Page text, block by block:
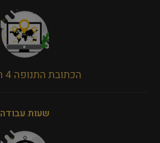
הכתובת התנופה 4 תל אביב
שעות עבודה